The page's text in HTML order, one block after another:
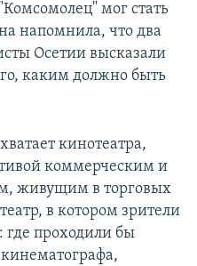
мог стать
напомнила, что два
Осетии высказали
каким должно быть
кинотеатра,
коммерческим и
живущим в торговых
в котором зрители
где проходили бы